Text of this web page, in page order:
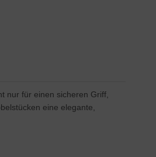
nur für einen sicheren Griff,
eine elegante,